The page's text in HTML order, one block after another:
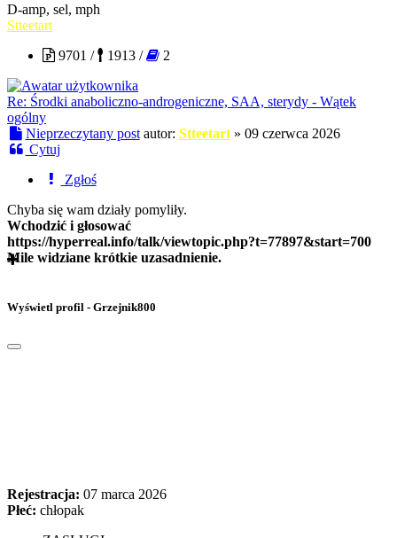
D-amp, sel, mph
Stteetart
9701 /
1913 / 2
Re: Środki anaboliczno-androgeniczne, SAA, sterydy - Wątek
ogólny
Nieprzeczytany post autor: Stteetart» 09 czerwca 2026
Cytuj
Zgłoś
Chyba się wam działy pomyliły.
Wchodzić i głosować
https://hyperreal.info/talk/viewtopic.php?t=77897&start=700
Mile widziane krótkie uzasadnienie.
Wyświetl profil - Grzejnik800
Rejestracja: 07 marca 2026
Płeć: chłopak